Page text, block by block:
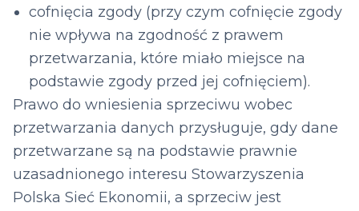
cofnięcia zgody (przy czym cofnięcie zgody
nie wpływa na zgodność z prawem
przetwarzania, które miało miejsce na
podstawie zgody przed jej cofnięciem).
Prawo do wniesienia sprzeciwu wobec
przetwarzania danych przysługuje, gdy dane
przetwarzane są na podstawie prawnie
uzasadnionego interesu Stowarzyszenia
Polska Sieć Ekonomii, a sprzeciw jest